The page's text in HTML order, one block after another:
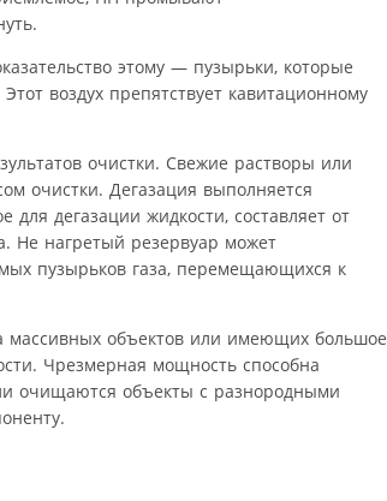
этому — пузырьки, которые
воздух препятствует кавитационному
очистки. Свежие растворы или
очистки. Дегазация выполняется
дегазации жидкости, составляет от
Не нагретый резервуар может
пузырьков газа, перемещающихся к
массивных объектов или имеющих большое
Чрезмерная мощность способна
очищаются объекты с разнородными